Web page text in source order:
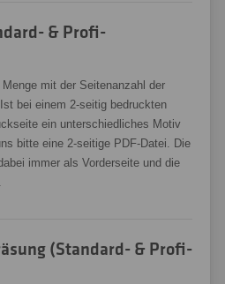
& Profi-
mit der Seitenanzahl der
bei einem 2-seitig bedruckten
ein unterschiedliches Motiv
bitte eine 2-seitige PDF-Datei. Die
immer als Vorderseite und die
(Standard- & Profi-